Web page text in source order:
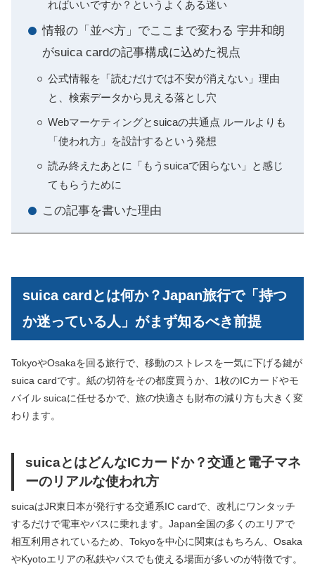
ればいいですか？というよくある迷い
情報の「並べ方」でここまで変わる 宇井和朗
がsuica cardの記事構成に込めた視点
公式情報を「読むだけでは不安が消えない」理由
と、検索データから見える落とし穴
Webマーケティングとsuicaの共通点 ルールよりも
「使われ方」を設計するという発想
読み終えたあとに「もうsuicaで困らない」と感じ
てもらうために
この記事を書いた理由
suica cardとは何か？Japan旅行で「持つ
か迷っている人」がまず知るべき前提
TokyoやOsakaを回る旅行で、移動のストレスを一気に下げる鍵が
suica cardです。紙の切符をその都度買うか、1枚のICカードやモ
バイル suicaに任せるかで、旅の快適さも財布の減り方も大きく変
わります。
suicaとはどんなICカードか？交通と電子マネ
ーのリアルな使われ方
suicaはJR東日本が発行する交通系IC cardで、改札にワンタッチ
するだけで電車やバスに乗れます。Japan全国の多くのエリアで
相互利用されているため、Tokyoを中心に関東はもちろん、Osaka
やKyotoエリアの私鉄やバスでも使える場面が多いのが特徴です。